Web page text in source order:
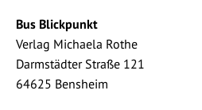
Bus Blickpunkt
Verlag Michaela Rothe
Darmstädter Straße 121
64625 Bensheim